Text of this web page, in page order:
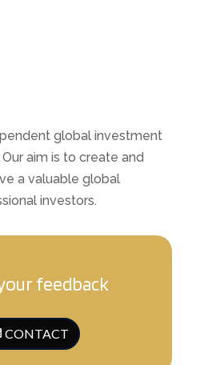
global investment
aim is to create and
a valuable global
investors.
feedback
CONTACT